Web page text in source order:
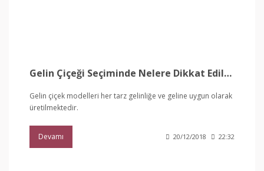
Gelin Çiçeği Seçiminde Nelere Dikkat Edilmelidir?
Gelin çiçek modelleri her tarz gelinliğe ve geline uygun olarak
üretilmektedir.
Devamı 20/12/2018 22:32